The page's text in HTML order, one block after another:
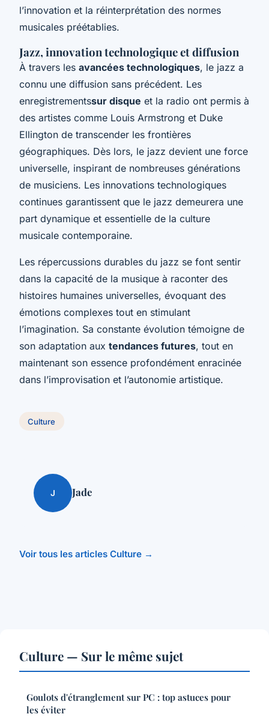
l’innovation et la réinterprétation des normes
musicales préétablies.
Jazz, innovation technologique et diffusion
À travers les avancées technologiques, le jazz a
connu une diffusion sans précédent. Les
enregistrementssur disque et la radio ont permis à
des artistes comme Louis Armstrong et Duke
Ellington de transcender les frontières
géographiques. Dès lors, le jazz devient une force
universelle, inspirant de nombreuses générations
de musiciens. Les innovations technologiques
continues garantissent que le jazz demeurera une
part dynamique et essentielle de la culture
musicale contemporaine.
Les répercussions durables du jazz se font sentir
dans la capacité de la musique à raconter des
histoires humaines universelles, évoquant des
émotions complexes tout en stimulant
l’imagination. Sa constante évolution témoigne de
son adaptation aux tendances futures, tout en
maintenant son essence profondément enracinée
dans l’improvisation et l’autonomie artistique.
Culture
J Jade
Voir tous les articles Culture →
Culture — Sur le même sujet
Goulots d'étranglement sur PC : top astuces pour
les éviter